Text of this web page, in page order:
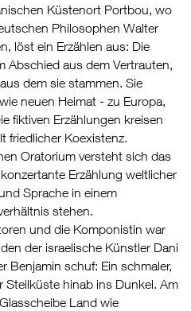
Küstenort Portbou, wo
Philosophen Walter
löst ein Erzählen aus: Die
Abschied aus dem Vertrauten,
dem sie stammen. Sie
neuen Heimat - zu Europa,
fiktiven Erzählungen kreisen
friedlicher Koexistenz.
Oratorium versteht sich das
Erzählung weltlicher
Sprache in einem
stehen.
und die Komponistin war
der israelische Künstler Dani
Benjamin schuf: Ein schmaler,
hinab ins Dunkel. Am
Land wie